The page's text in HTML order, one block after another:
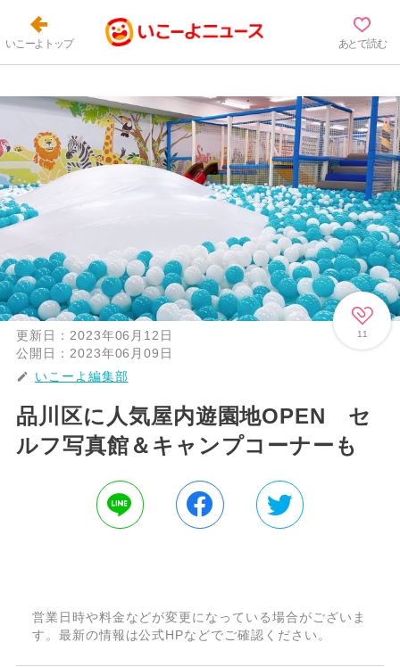
いこーよトップ あとで読む
11
更新日： 2023年06月12日
公開日： 2023年06月09日
いこーよ編集部
品川区に人気屋内遊園地OPEN セ
ルフ写真館＆キャンプコーナーも
営業日時や料金などが変更になっている場合がございま
す。最新の情報は公式HPなどでご確認ください。